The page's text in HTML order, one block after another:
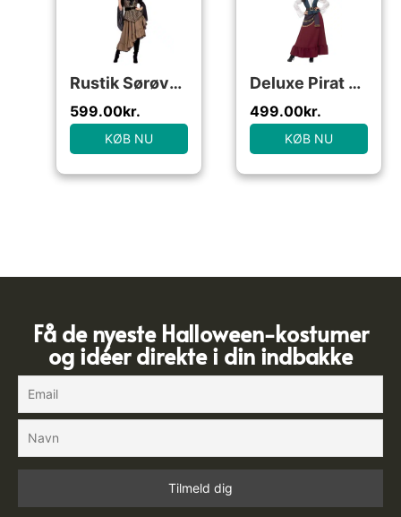
Rustik Sørøver Kjole
599.00kr.
KØB NU
Deluxe Pirat Kostume
499.00kr.
KØB NU
Få de nyeste Halloween-kostumer
og idéer direkte i din indbakke